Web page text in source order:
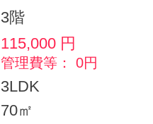
3階
115,000 円
管理費等： 0円
3LDK
70㎡